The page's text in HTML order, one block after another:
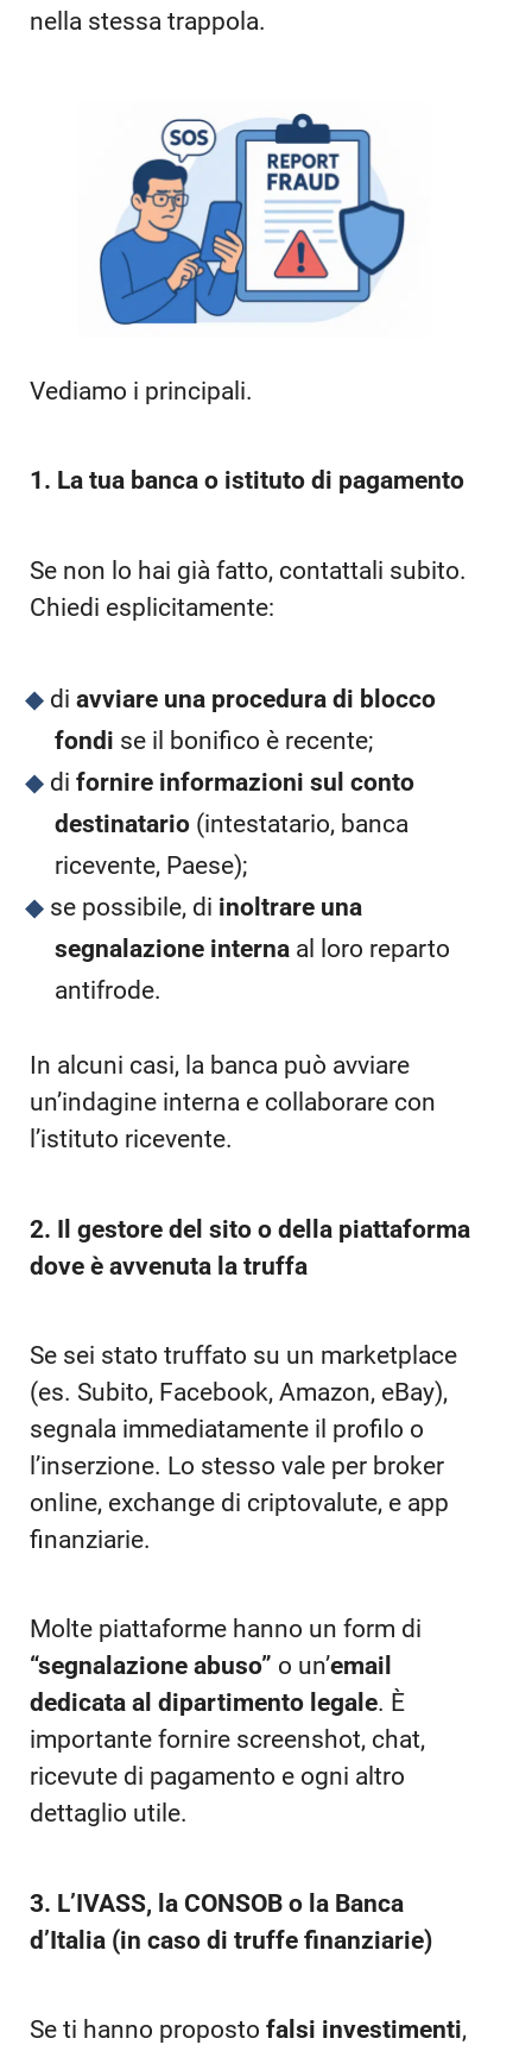
nella stessa trappola.
Vediamo i principali.
1. La tua banca o istituto di pagamento
Se non lo hai già fatto, contattali subito.
Chiedi esplicitamente:
di avviare una procedura di blocco
fondi se il bonifico è recente;
di fornire informazioni sul conto
destinatario (intestatario, banca
ricevente, Paese);
se possibile, di inoltrare una
segnalazione interna al loro reparto
antifrode.
In alcuni casi, la banca può avviare
un’indagine interna e collaborare con
l’istituto ricevente.
2. Il gestore del sito o della piattaforma
dove è avvenuta la truffa
Se sei stato truffato su un marketplace
(es. Subito, Facebook, Amazon, eBay),
segnala immediatamente il profilo o
l’inserzione. Lo stesso vale per broker
online, exchange di criptovalute, e app
finanziarie.
Molte piattaforme hanno un form di
“segnalazione abuso” o un’email
dedicata al dipartimento legale. È
importante fornire screenshot, chat,
ricevute di pagamento e ogni altro
dettaglio utile.
3. L’IVASS, la CONSOB o la Banca
d’Italia (in caso di truffe finanziarie)
Se ti hanno proposto falsi investimenti,